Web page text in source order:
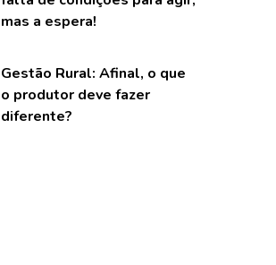
mas a espera!
Gestão Rural: Afinal, o que
o produtor deve fazer
diferente?